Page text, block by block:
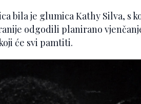
bila je glumica Kathy Silva, s
odgodili planirano
će svi pamtiti.